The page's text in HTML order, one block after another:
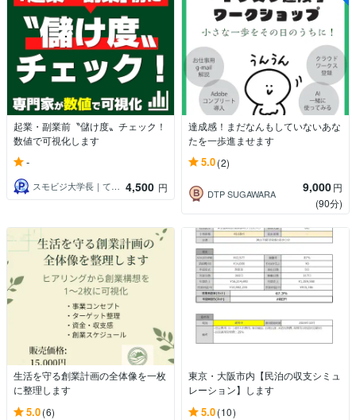
起業・副業前〝儲け度〟チェック！
数値で可視化します
-
スモビジ大学長｜てらもと さとし 4,500 円
達成感！まだなんもしていないあな
たを一歩進ませます
5.0(2)
DTP SUGAWARA 9,000円
(90分)
生活を守る創業計画の全体像を一枚
に整理します
5.0(6)
東京・大阪市内【民泊の収支シミュ
レーション】します
5.0(10)